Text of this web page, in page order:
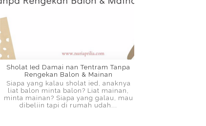
Sholat Ied Damai nan Tentram Tanpa
Rengekan Balon & Mainan
Siapa yang kalau sholat ied, anaknya
liat balon minta balon? Liat mainan,
minta mainan? Siapa yang galau, mau
dibeliin tapi di rumah udah...